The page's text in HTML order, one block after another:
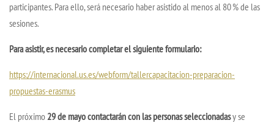
participantes. Para ello, será necesario haber asistido al menos al 80 % de las
sesiones.
Para asistir, es necesario completar el siguiente formulario:
https://internacional.us.es/webform/tallercapacitacion-preparacion-
propuestas-erasmus
El próximo 29 de mayo contactarán con las personas seleccionadasy se